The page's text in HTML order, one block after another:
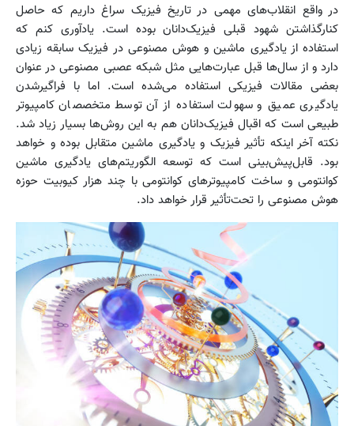
در واقع انقلاب‌های مهمی در تاریخ فیزیک سراغ داریم که حاصل
کنارگذاشتن شهود قبلی فیزیک‌دانان بوده است. یادآوری کنم که
استفاده از یادگیری ماشین و هوش مصنوعی در فیزیک سابقه زیادی
دارد و از سال‌ها قبل عبارت‌هایی مثل شبکه عصبی مصنوعی در عنوان
بعضی مقالات فیزیکی استفاده می‌شده است. اما با فراگیرشدن
یادگیری عمیق و سهولت استفاده از آن توسط متخصصان کامپیوتر
طبیعی است که اقبال فیزیک‌دانان هم به این روش‌ها بسیار زیاد شد.
نکته آخر اینکه تأثیر فیزیک و یادگیری ماشین متقابل بوده و خواهد
بود. قابل‌پیش‌بینی است که توسعه الگوریتم‌های یادگیری ماشین
کوانتومی و ساخت کامپیوترهای کوانتومی با چند هزار کیوبیت حوزه
هوش مصنوعی را تحت‌تأثیر قرار خواهد داد.